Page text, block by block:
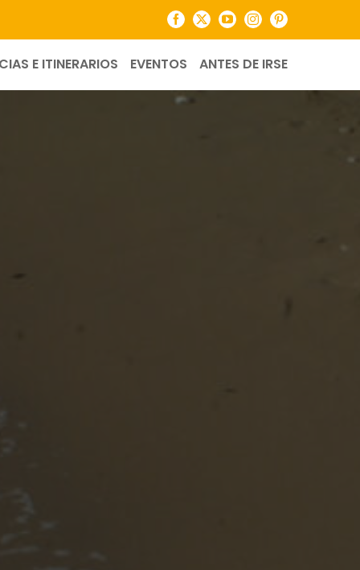
Facebook
X YouTubeInstagramPinterest
E ITINERARIOS EVENTOS ANTES DE IRSE